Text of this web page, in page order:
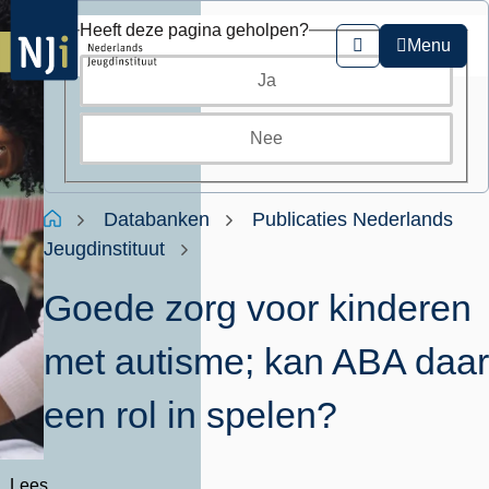
Overslaan
en
naar
de
gaan
Zoeken
Menu
Kruimelpad
HomeDatabanken
Publicaties Nederlands
Jeugdinstituut
Goede zorg voor kinderen
met autisme; kan ABA daar
een rol in spelen?
Lees
Heeft deze pagina geholpen?
Ja
Nee